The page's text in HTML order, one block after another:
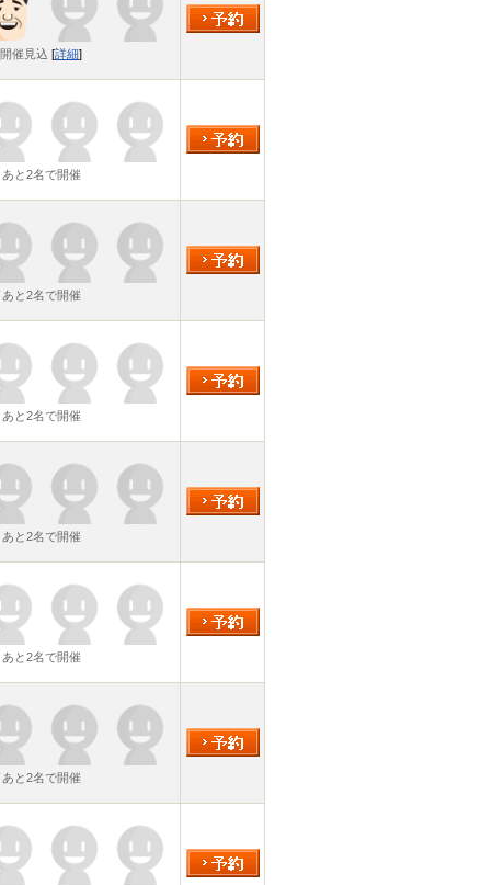
開催見込 [詳細]
あと2名で開催
あと2名で開催
あと2名で開催
あと2名で開催
あと2名で開催
あと2名で開催